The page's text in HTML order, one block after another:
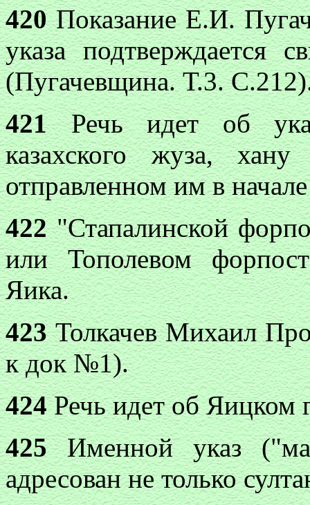
420Показание Е.И.
указа подтверждается
(Пугачевщина. Т.3.
421Речь идет об
казахского жуза,
отправленном им в
422"Стапалинской
или Тополевом
Яика.
423Толкачев Михаил
к док №1).
424Речь идет об Яицком
425Именной указ
адресован не только